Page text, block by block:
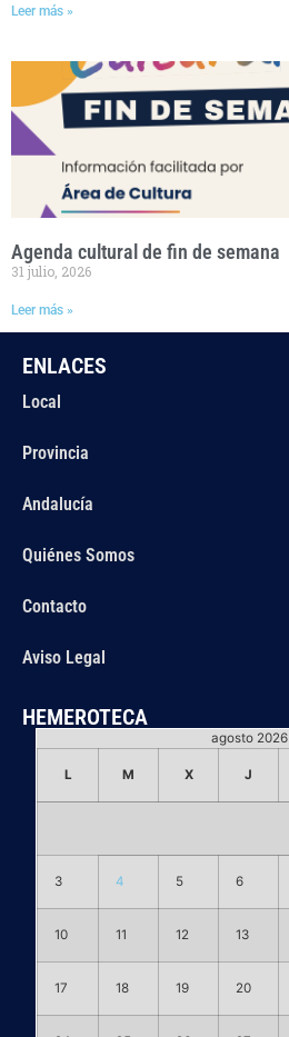
Leer más »
Agenda cultural de fin de semana
31 julio, 2026
Leer más »
ENLACES
Local
Provincia
Andalucía
Quiénes Somos
Contacto
Aviso Legal
HEMEROTECA
agosto 2026
L M X J
3 4 5 6
10 11 12 13
17 18 19 20